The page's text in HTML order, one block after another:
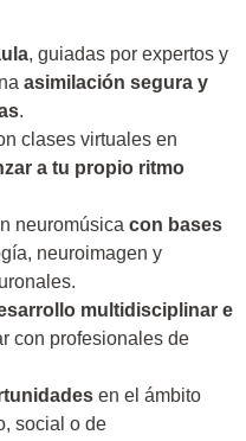
, guiadas por expertos y
asimilación segura y
.
clases virtuales en
a tu propio ritmo
neuromúsica con bases
neuroimagen y
multidisciplinar e
con profesionales de
en el ámbito
social o de